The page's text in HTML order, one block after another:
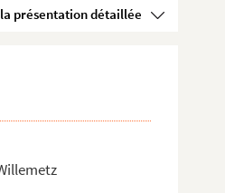
Voir la présentation détaillée